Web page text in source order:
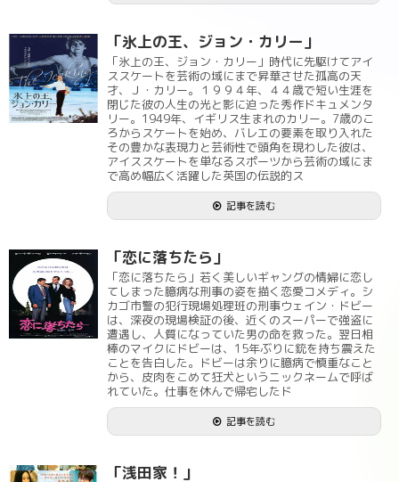
「氷上の王、ジョン・カリー」
「氷上の王、ジョン・カリー」時代に先駆けてアイ
ススケートを芸術の域にまで昇華させた孤高の天
才、Ｊ・カリー。１９９４年、４４歳で短い生涯を
閉じた彼の人生の光と影に迫った秀作ドキュメンタ
リー。1949年、イギリス生まれのカリー。7歳のこ
ろからスケートを始め、バレエの要素を取り入れた
その豊かな表現力と芸術性で頭角を現わした彼は、
アイススケートを単なるスポーツから芸術の域にま
で高め幅広く活躍した英国の伝説的ス
記事を読む
「恋に落ちたら」
「恋に落ちたら」若く美しいギャングの情婦に恋し
てしまった臆病な刑事の姿を描く恋愛コメディ。シ
カゴ市警の犯行現場処理班の刑事ウェイン・ドビー
は、深夜の現場検証の後、近くのスーパーで強盗に
遭遇し、人質になっていた男の命を救った。翌日相
棒のマイクにドビーは、15年ぶりに銃を持ち震えた
ことを告白した。ドビーは余りに臆病で慎重なこと
から、皮肉をこめて狂犬というニックネームで呼ば
れていた。仕事を休んで帰宅したド
記事を読む
「浅田家！」